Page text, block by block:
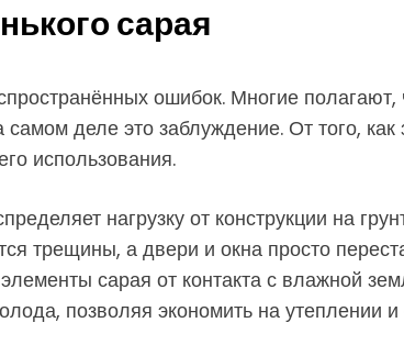
сарая
ошибок. Многие
деле это заблуждение. От того,
использования.
нагрузку от конструкции на
трещины, а двери и окна просто
сарая от контакта с влажной
позволяя экономить на утеплении